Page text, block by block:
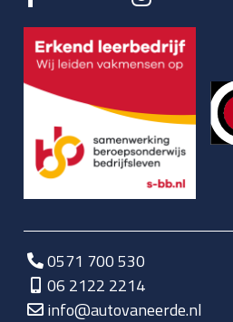
0571 700 530
06 2122 2214
info@autovaneerde.nl